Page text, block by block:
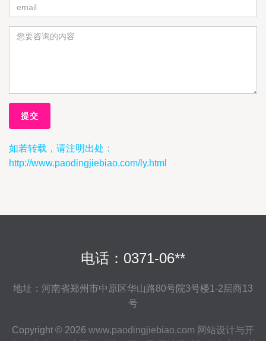
如若转载，请注明出处：
http://www.paodingjiebiao.com/ly.html
电话：0371-06**
地址：河南省郑州市中原区华山路80号院3号楼1-2层商13
号
Copyright © 2026 www.paodingjiebiao.com 网站设计与开